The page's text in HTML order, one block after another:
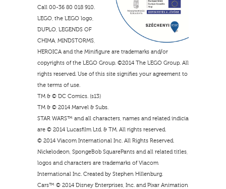
Call 00-36 80 018 910.
LEGO, the LEGO logo,
DUPLO, LEGENDS OF
CHIMA, MINDSTORMS,
HEROICA and the Minifigure are trademarks and/or
copyrights of the LEGO Group. ©2014 The LEGO Group. All
rights reserved. Use of this site signifies your agreement to
the terms of use.
TM & © DC Comics. (s13)
TM & © 2014 Marvel & Subs.
STAR WARS™ and all characters, names and related indicia
are © 2014 Lucasfilm Ltd. & TM. All rights reserved.
© 2014 Viacom International Inc. All Rights Reserved.
Nickelodeon, SpongeBob SquarePants and all related titles,
logos and characters are trademarks of Viacom
International Inc. Created by Stephen Hillenburg.
Cars™ © 2014 Disney Enterprises, Inc. and Pixar Animation